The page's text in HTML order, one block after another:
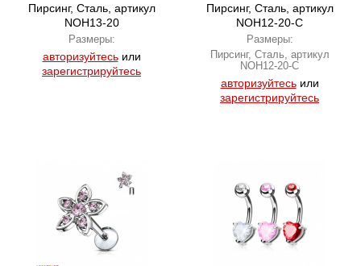
Пирсинг, Сталь, артикул
NOH13-20
Размеры:
авторизуйтесьили
зарегистрируйтесь
Пирсинг, Сталь, артикул
NOH12-20-C
Размеры:
Пирсинг, Сталь, артикул
NOH12-20-C
авторизуйтесьили
зарегистрируйтесь